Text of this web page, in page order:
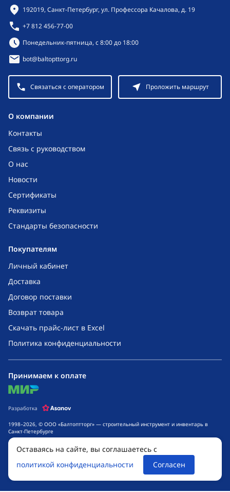
O компании
Контакты
Связь с руководством
О нас
Новости
Сертификаты
Реквизиты
Стандарты безопасности
Покупателям
Личный кабинет
Доставка
Договор поставки
Возврат товара
Скачать прайс-лист в Excel
Политика конфиденциальности
Контактная информация
192019, Санкт-Петербург, ул. Профессора Качалова, д. 19
+7 812 456-77-00
Режим работы:
Понедельник-пятница, с 8:00 до 18:00
bot@baltopttorg.ru
Связаться с оператором Проложить маршрут
1998–2026, © ООО «Балтоптторг» — строительный инструмент и инвентарь в
Санкт-Петербурге
Обращаем ваше внимание на то, что данный интернет-сайт носит исключительно
информационный характер и ни при каких условиях не является публичной
офертой, определяемой положениями ч. 2 ст. 437 Гражданского кодекса
Российской Федерации. Для получения подробной информации о стоимости
товаров и сроках выполнения услуг, обращайтесь к менеджерам компании.
Принимаем к оплате
mir
Разработка
Оставаясь на сайте, вы соглашаетесь с
политикой конфиденциальности
Согласен